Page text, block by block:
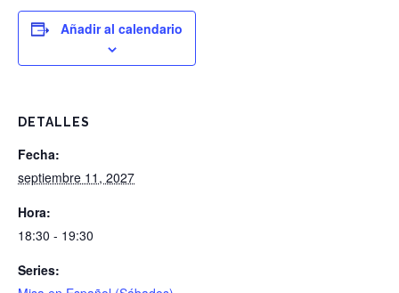
Añadir al calendario
DETALLES
Fecha:
septiembre 11, 2027
Hora:
18:30 - 19:30
Series: